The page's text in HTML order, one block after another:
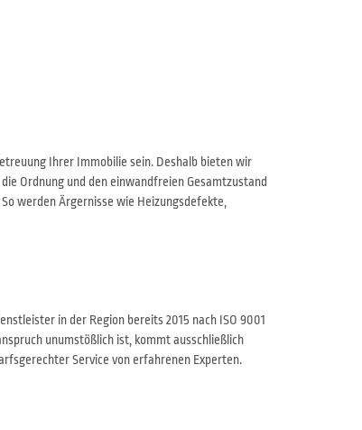
Ihrer Immobilie sein. Deshalb bieten wir
Ordnung und den einwandfreien Gesamtzustand
werden Ärgernisse wie Heizungsdefekte,
in der Region bereits 2015 nach ISO 9001
unumstößlich ist, kommt ausschließlich
Service von erfahrenen Experten.